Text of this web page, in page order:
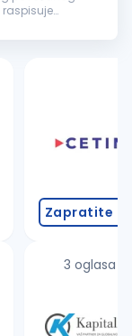
raspisuje
Zapratite
3 oglasa